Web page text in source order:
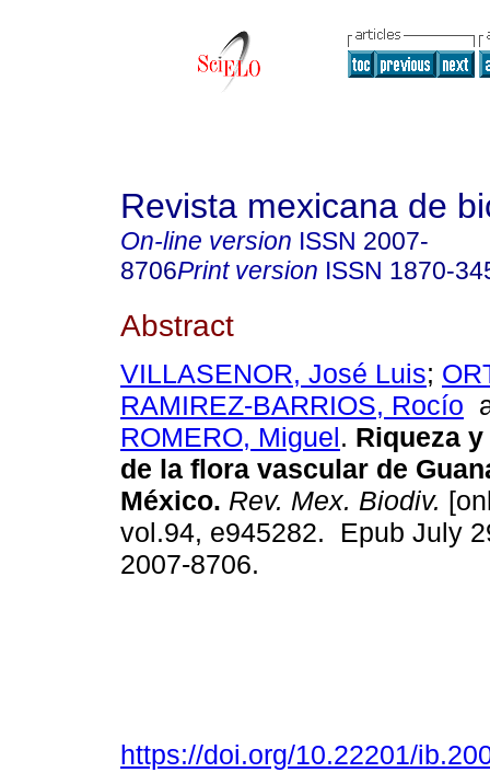
Revista mexicana de
On-line version ISSN 2007-
8706Print version ISSN 1870-
Abstract
VILLASENOR, José Luis;
RAMIREZ-BARRIOS, Rocío
ROMERO, Miguel. Riqueza
de la flora vascular de
México. Rev. Mex. Biodiv.
vol.94, e945282. Epub July
2007-8706.
https://doi.org/10.22201/